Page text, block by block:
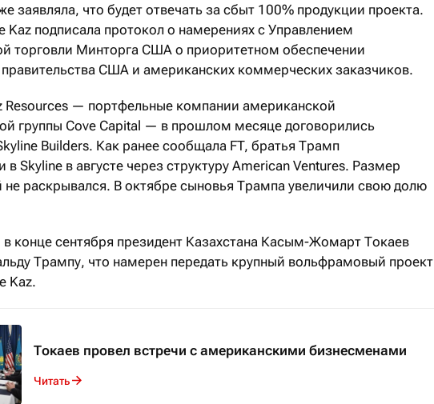
заявляла, что будет отвечать за сбыт 100% продукции проекта.
Kaz подписала протокол о намерениях с Управлением
торговли Минторга США о приоритетном обеспечении
США и американских коммерческих заказчиков.
Resources — портфельные компании американской
группы Cove Capital — в прошлом месяце договорились
Builders. Как ранее сообщала FT, братья Трамп
в Skyline в августе через структуру American Ventures. Размер
не раскрывался. В октябре сыновья Трампа увеличили свою долю
конце сентября президент Казахстана Касым-Жомарт Токаев
Трампу, что намерен передать крупный вольфрамовый проект
Kaz.
Токаев провел встречи с американскими бизнесменами
Читать